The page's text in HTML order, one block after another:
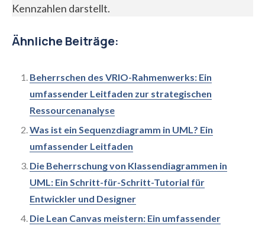
Kennzahlen darstellt.
Ähnliche Beiträge:
Beherrschen des VRIO-Rahmenwerks: Ein
umfassender Leitfaden zur strategischen
Ressourcenanalyse
Was ist ein Sequenzdiagramm in UML? Ein
umfassender Leitfaden
Die Beherrschung von Klassendiagrammen in
UML: Ein Schritt-für-Schritt-Tutorial für
Entwickler und Designer
Die Lean Canvas meistern: Ein umfassender